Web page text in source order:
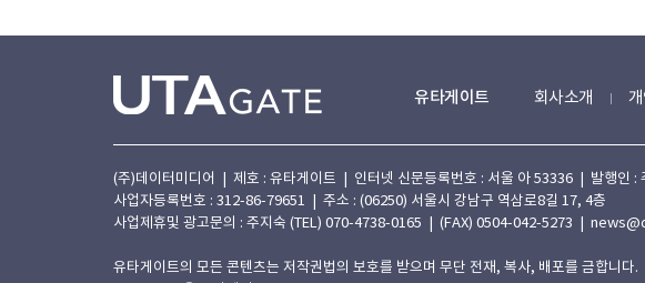
유타게이트 회사소개
(주)데이터미디어 | 제호 : 유타게이트 | 인터넷 신문등록번호 : 서울 아 53336 | 발행
사업자등록번호 : 312-86-79651 | 주소 : (06250) 서울시 강남구 역삼로8길 17, 4층
사업제휴및 광고문의 : 주지숙 (TEL) 070-4738-0165 | (FAX) 0504-042-5273 |
유타게이트의 모든 콘텐츠는 저작권법의 보호를 받으며 무단 전재, 복사, 배포를 금합니다.